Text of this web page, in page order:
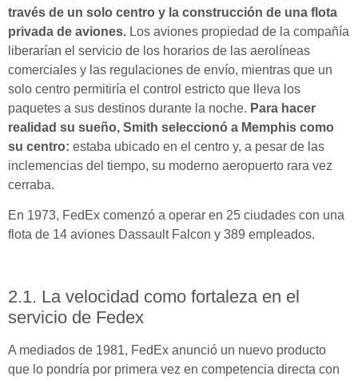
través de un solo centro y la construcción de una flota
privada de aviones. Los aviones propiedad de la compañía
liberarían el servicio de los horarios de las aerolíneas
comerciales y las regulaciones de envío, mientras que un
solo centro permitiría el control estricto que lleva los
paquetes a sus destinos durante la noche. Para hacer
realidad su sueño, Smith seleccionó a Memphis como
su centro: estaba ubicado en el centro y, a pesar de las
inclemencias del tiempo, su moderno aeropuerto rara vez
cerraba.
En 1973, FedEx comenzó a operar en 25 ciudades con una
flota de 14 aviones Dassault Falcon y 389 empleados.
2.1. La velocidad como fortaleza en el
servicio de Fedex
A mediados de 1981, FedEx anunció un nuevo producto
que lo pondría por primera vez en competencia directa con